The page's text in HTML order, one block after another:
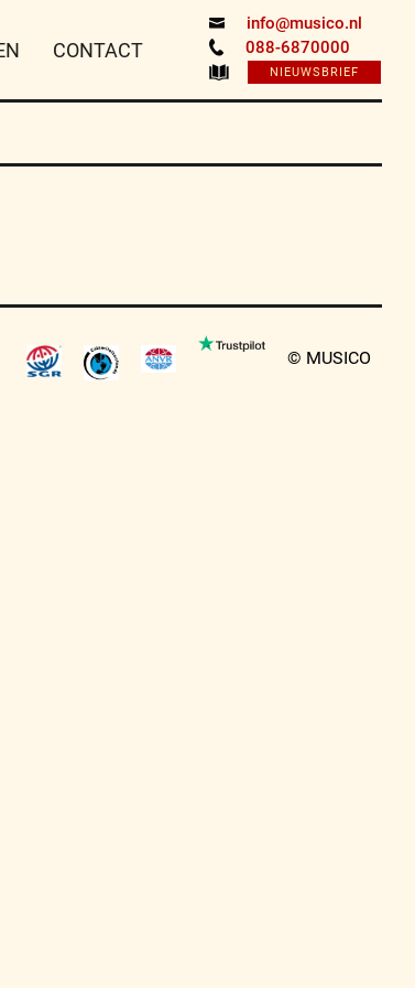
info@musico.nl
088-6870000
NIEUWSBRIEF
CONTACT
© MUSICO